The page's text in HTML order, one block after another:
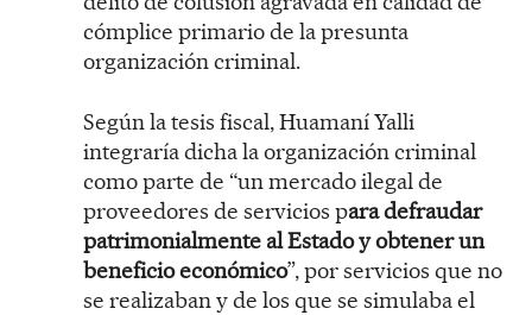
cómplice primario de la presunta
organización criminal.
Según la tesis fiscal, Huamaní Yalli
integraría dicha la organización criminal
como parte de “un mercado ilegal de
proveedores de servicios para defraudar
patrimonialmente al Estado y obtener un
beneficio económico”, por servicios que no
se realizaban y de los que se simulaba el